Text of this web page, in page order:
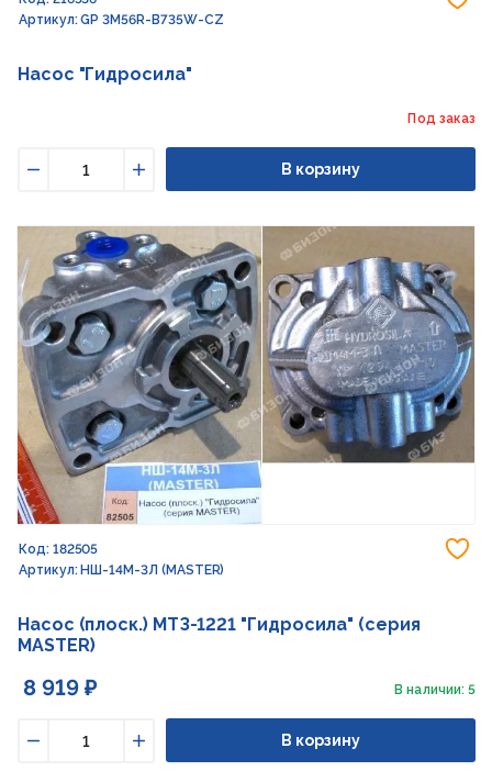
Артикул: GP 3M56R-B735W-CZ
Насос "Гидросила"
Под заказ
Увеличить
В корзину
Код: 182505
Артикул: НШ-14М-3Л (MASTER)
Насос (плоск.) МТЗ-1221 "Гидросила" (серия
MASTER)
8 919 ₽ В наличии: 5
Увеличить
В корзину